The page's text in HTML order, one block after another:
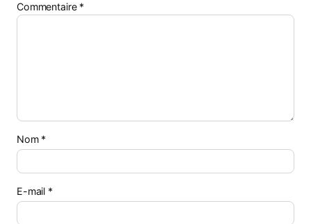
Commentaire *
Nom *
E-mail *